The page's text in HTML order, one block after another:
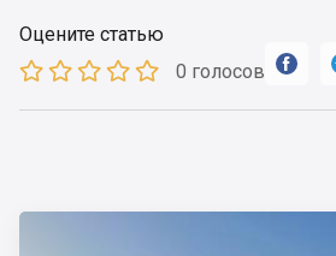
Оцените статью
0 голосов
